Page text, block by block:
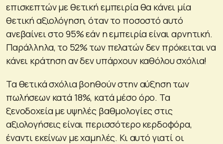
επισκεπτών με θετική εμπειρία θα κάνει μία
θετική αξιολόγηση, όταν το ποσοστό αυτό
ανεβαίνει στο 95% εάν η εμπειρία είναι αρνητική.
Παράλληλα, το 52% των πελατών δεν πρόκειται να
κάνει κράτηση αν δεν υπάρχουν καθόλου σχόλια!
Τα θετικά σχόλια βοηθούν στην αύξηση των
πωλήσεων κατά 18%, κατά μέσο όρο. Τα
ξενοδοχεία με υψηλές βαθμολογίες στις
αξιολογήσεις είναι περισσότερο κερδοφόρα,
έναντι εκείνων με χαμηλές. Κι αυτό γιατί οι